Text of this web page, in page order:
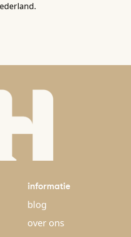
informatie
blog
over ons